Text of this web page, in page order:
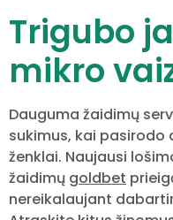
Trigubo
mikro
Dauguma žaidimų
sukimus, kai
ženklai. Naujausi
žaidimų goldbet
nereikalaujant